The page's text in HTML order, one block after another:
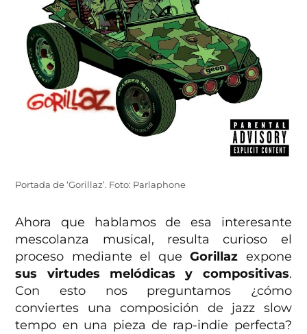
Portada de ‘Gorillaz’. Foto: Parlaphone
Ahora que hablamos de esa interesante
mescolanza musical, resulta curioso el
proceso mediante el queGorillaz expone
sus virtudes melódicas y compositivas.
Con esto nos preguntamos ¿cómo
conviertes una composición de jazz slow
tempo en una pieza de rap-indie perfecta?